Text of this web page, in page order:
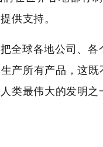
供支持。
全球各地公司、
产所有产品，这
类最伟大的发明之